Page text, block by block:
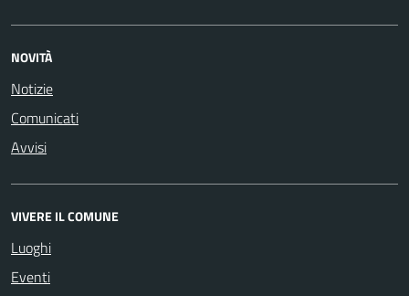
NOVITÀ
Notizie
Comunicati
Avvisi
VIVERE IL COMUNE
Luoghi
Eventi